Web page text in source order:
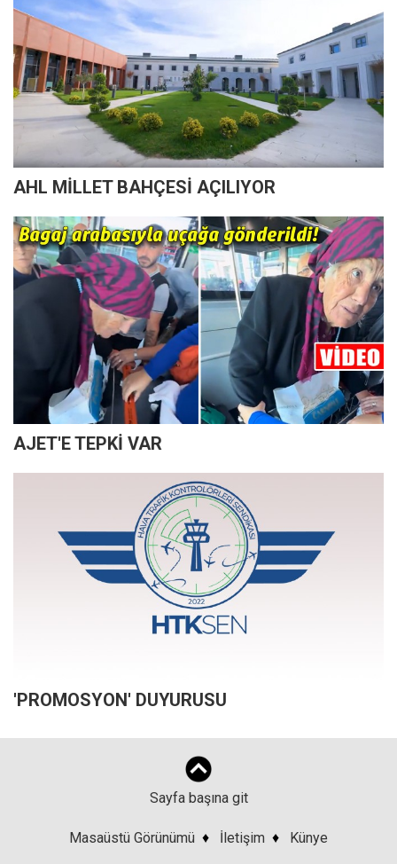
AHL MİLLET BAHÇESİ AÇILIYOR
AJET'E TEPKİ VAR
'PROMOSYON' DUYURUSU
Sayfa başına git
Masaüstü Görünümü ♦ İletişim ♦ Künye